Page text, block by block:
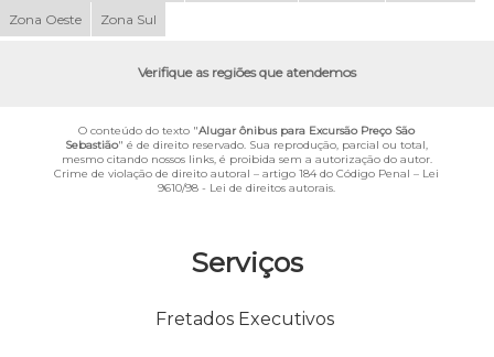
Serviços
Fretados Executivos
Zona Oeste Zona Sul
Verifique as regiões que atendemos
O conteúdo do texto "Alugar ônibus para Excursão Preço São
Sebastião" é de direito reservado. Sua reprodução, parcial ou total,
mesmo citando nossos links, é proibida sem a autorização do autor.
Crime de violação de direito autoral – artigo 184 do Código Penal – Lei
9610/98 - Lei de direitos autorais.